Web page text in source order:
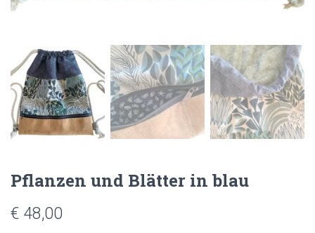
Pflanzen und Blätter in blau
€ 48,00